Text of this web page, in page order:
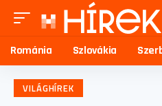
Románia Szlovákia
VILÁGHÍREK